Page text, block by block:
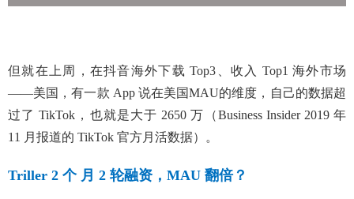
但就在上周，在抖音海外下载 Top3、收入 Top1 海外市场
——美国，有一款 App 说在美国MAU的维度，自己的数据超
过了 TikTok，也就是大于 2650 万（Business Insider 2019 年
11 月报道的 TikTok 官方月活数据）。
Triller 2 个 月 2 轮融资，MAU 翻倍？